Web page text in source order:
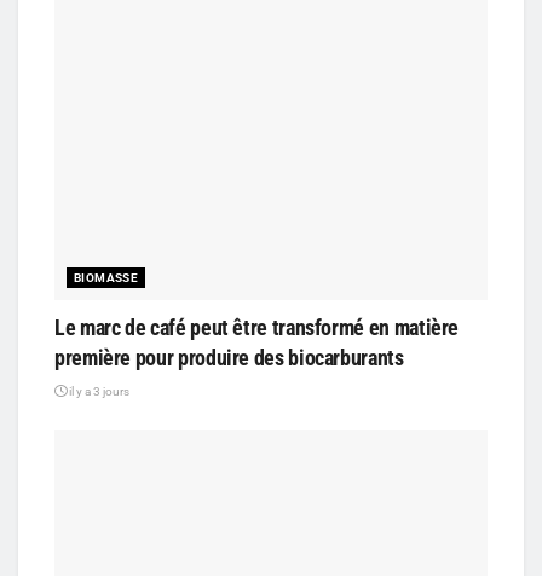
BIOMASSE
Le marc de café peut être transformé en matière
première pour produire des biocarburants
il y a 3 jours